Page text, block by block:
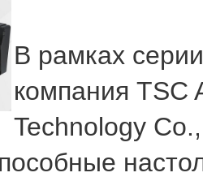
В рамках
компания TSC
Technology